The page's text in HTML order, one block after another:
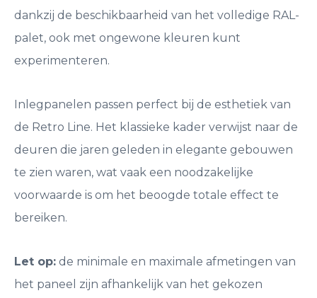
dankzij de beschikbaarheid van het volledige RAL-
palet, ook met ongewone kleuren kunt
experimenteren.
Inlegpanelen passen perfect bij de esthetiek van
de Retro Line. Het klassieke kader verwijst naar de
deuren die jaren geleden in elegante gebouwen
te zien waren, wat vaak een noodzakelijke
voorwaarde is om het beoogde totale effect te
bereiken.
Let op: de minimale en maximale afmetingen van
het paneel zijn afhankelijk van het gekozen